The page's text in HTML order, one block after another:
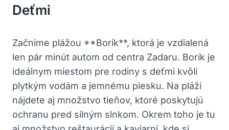
Deťmi
Začnime plážou **Borik**, ktorá je vzdialená
len pár minút autom od centra Zadaru. Borik je
ideálnym miestom pre rodiny s deťmi kvôli
plytkým vodám a jemnému piesku. Na pláži
nájdete aj množstvo tieňov, ktoré poskytujú
ochranu pred silným slnkom. Okrem toho je tu